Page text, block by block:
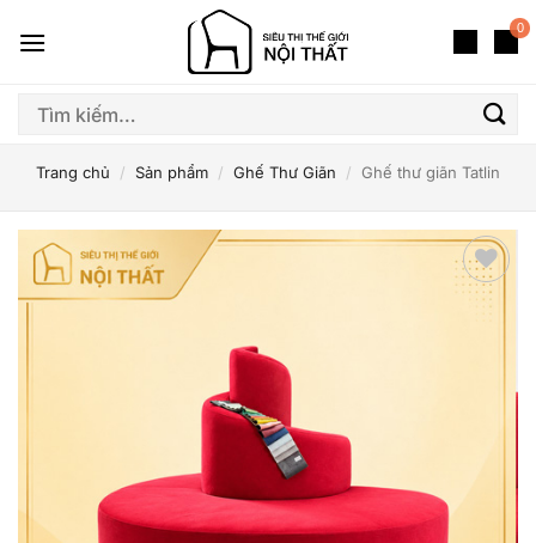
qua
dung
0
Tìm
Trang chủ / Sản phẩm / Ghế Thư Giãn / Ghế thư giãn Tatlin
Thêm